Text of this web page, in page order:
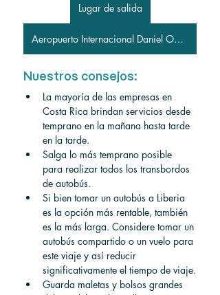
Lugar de salida
Aeropuerto Internacional Daniel Oduber Quirós
Nuestros consejos:
La mayoría de las empresas en
Costa Rica brindan servicios desde
temprano en la mañana hasta tarde
en la tarde.
Salga lo más temprano posible
para realizar todos los transbordos
de autobús.
Si bien tomar un autobús a Liberia
es la opción más rentable, también
es la más larga. Considere tomar un
autobús compartido o un vuelo para
este viaje y así reducir
significativamente el tiempo de viaje.
Guarda maletas y bolsos grandes